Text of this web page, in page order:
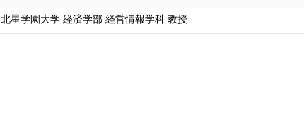
北星学園大学 経済学部 経営情報学科 教授